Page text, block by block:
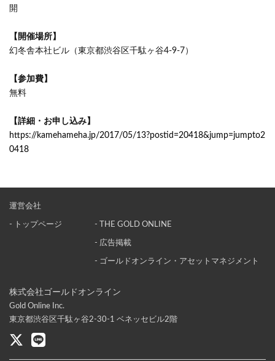
開
【開催場所】
幻冬舎本社ビル（東京都渋谷区千駄ヶ谷4-9-7）
【参加費】
無料
【詳細・お申し込み】
https://kamehameha.jp/2017/05/13?postid=20418&jump=jumpto2
0418
株式会社ゴールドオンライン
Gold Online Inc.
東京都渋谷区千駄ヶ谷2-30-1 ベネッセビル2階
運営会社
- トップページ - THE GOLD ONLINE
- 広告掲載
- ゴールドオンライン・アセットマネジメント